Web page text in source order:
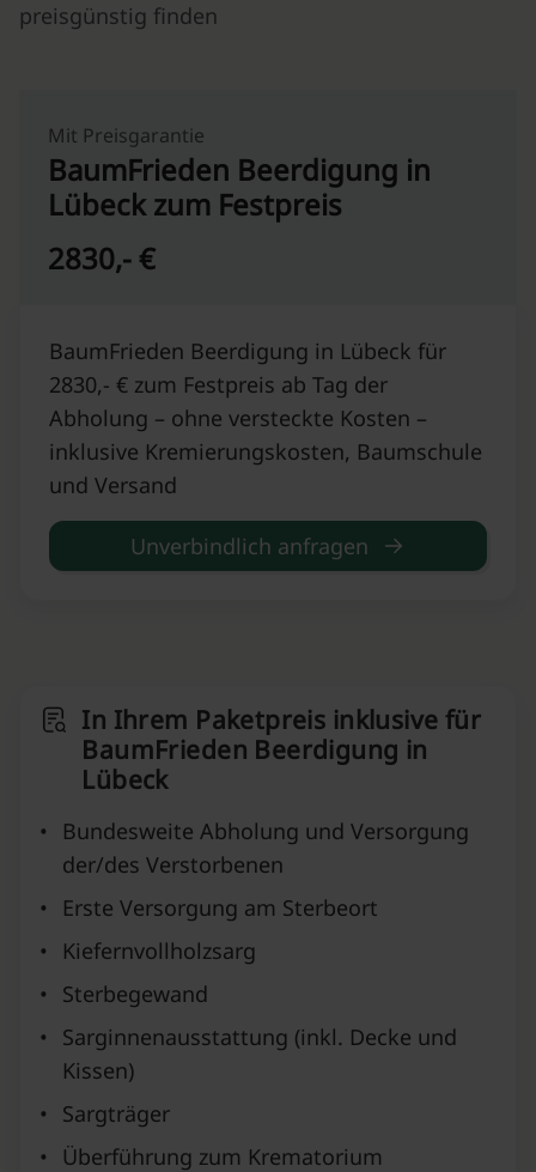
preisgünstig finden
Mit Preisgarantie
BaumFrieden Beerdigung in
Lübeck zum Festpreis
2830,- €
BaumFrieden Beerdigung in Lübeck für
2830,- € zum Festpreis ab Tag der
Abholung – ohne versteckte Kosten –
inklusive Kremierungskosten, Baumschule
und Versand
Unverbindlich anfragen
In Ihrem Paketpreis inklusive für
BaumFrieden Beerdigung in
Lübeck
•
Bundesweite Abholung und Versorgung
der/des Verstorbenen
•
Erste Versorgung am Sterbeort
•
Kiefernvollholzsarg
•
Sterbegewand
•
Sarginnenausstattung (inkl. Decke und
Kissen)
•
Sargträger
•
Überführung zum Krematorium